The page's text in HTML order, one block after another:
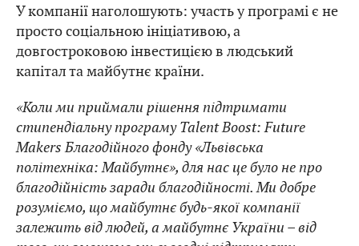
У компанії наголошують: участь у програмі є не
просто соціальною ініціативою, а
довгостроковою інвестицією в людський
капітал та майбутнє країни.
«Коли ми приймали рішення підтримати
стипендіальну програму Talent Boost: Future
Makers Благодійного фонду «Львівська
політехніка: Майбутнє», для нас це було не про
благодійність заради благодійності. Ми добре
розуміємо, що майбутнє будь-якої компанії
залежить від людей, а майбутнє України – від